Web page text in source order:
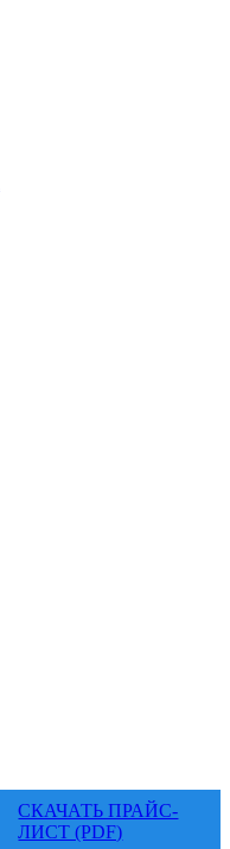
СКАЧАТЬ ПРАЙС-
ЛИСТ (PDF)